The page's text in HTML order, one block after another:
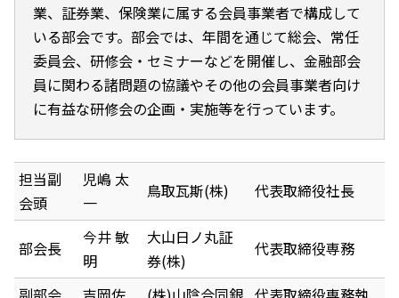
業、証券業、保険業に属する会員事業者で構成して
いる部会です。部会では、年間を通じて総会、常任
委員会、研修会・セミナーなどを開催し、金融部会
員に関わる諸問題の協議やその他の会員事業者向け
に有益な研修会の企画・実施等を行っています。
担当副
会頭
児嶋 太
一
鳥取瓦斯(株) 代表取締役社長
部会長
今井 敏
明
大山日ノ丸証
券(株)
代表取締役専務